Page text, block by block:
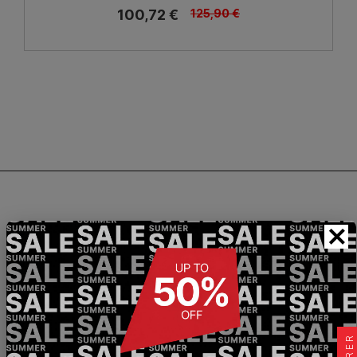
100,72 € 125,90 €
Les chaussures de sécurité S1P avec semelle
Michelin sont légères, confortables et offrent
des performances élevées. Ce sont ces aspects
clés qui unissent Garsport aux nouvelles
chaussures avec semelles techniques de marque
×